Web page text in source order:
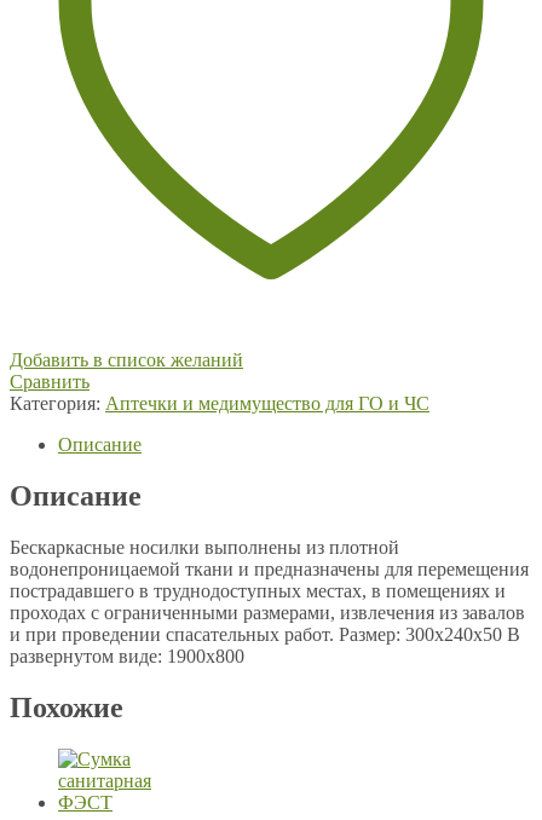
Добавить в список желаний
Сравнить
Категория: Аптечки и медимущество для ГО и ЧС
Описание
Описание
Бескаркасные носилки выполнены из плотной
водонепроницаемой ткани и предназначены для перемещения
пострадавшего в труднодоступных местах, в помещениях и
проходах с ограниченными размерами, извлечения из завалов
и при проведении спасательных работ. Размер: 300х240х50 В
развернутом виде: 1900х800
Похожие